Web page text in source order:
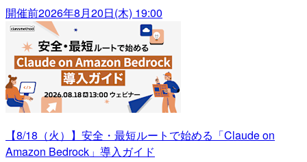
開催前2026年8月20日(木) 19:00
【8/18（火）】安全・最短ルートで始める「Claude on
Amazon Bedrock」導入ガイド